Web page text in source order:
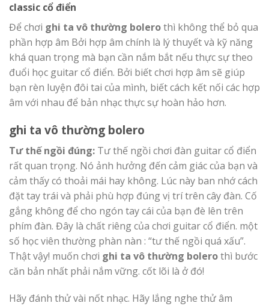
classic cổ điển
Để chơi ghi ta vô thường bolerothì không thể bỏ qua
phần hợp âm Bởi hợp âm chính là lý thuyết và kỹ năng
khá quan trọng mà bạn cần nắm bắt nếu thực sự theo
đuổi học guitar cổ điển. Bởi biết chơi hợp âm sẽ giúp
bạn rèn luyện đôi tai của mình, biết cách kết nối các hợp
âm với nhau để bản nhạc thực sự hoàn hảo hơn.
ghi ta vô thường bolero
Tư thế ngồi đúng: Tư thế ngồi chơi đàn guitar cổ điển
rất quan trọng. Nó ảnh hưởng đến cảm giác của bạn và
cảm thấy có thoải mái hay không. Lúc này ban nhớ cách
đặt tay trái và phải phù hợp đúng vị trí trên cây đàn. Cố
gắng không để cho ngón tay cái của bạn đè lên trên
phím đàn. Đây là chất riêng của chơi guitar cổ điển. một
số học viên thường phàn nàn : “tư thế ngồi quá xấu”.
Thật vậy! muốn chơi ghi ta vô thường bolerothì bước
căn bản nhất phải nắm vững. cốt lõi là ở đó!
Hãy đánh thử vài nốt nhạc. Hãy lắng nghe thử âm